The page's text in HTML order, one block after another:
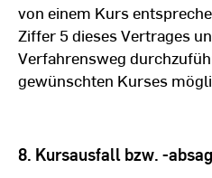
von einem Kurs
Ziffer 5 dieses Vertrages
Verfahrensweg
gewünschten Kurses
8. Kursausfall bzw. -